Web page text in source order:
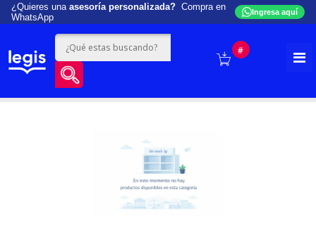
¿Quieres una asesoría personalizada? Compra en
WhatsApp
Ingresa aquí
#